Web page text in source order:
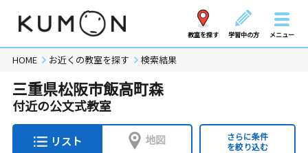
教室を探す 学習中の方 メニュー
HOME お近くの教室を探す 検索結果
三重県松阪市飯高町森
付近の公文式教室
リスト 地図
さらに条件
を絞り込む